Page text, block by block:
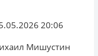
20:06
Мишустин